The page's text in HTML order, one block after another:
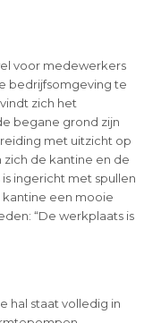
voor medewerkers
bedrijfsomgeving te
zich het
begane grond zijn
met uitzicht op
de kantine en de
ingericht met spullen
een mooie
“De werkplaats is
hal staat volledig in